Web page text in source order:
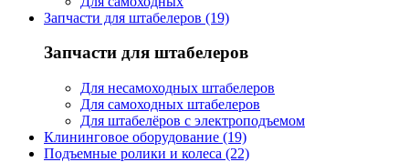
Запчасти для штабелеров (19)
Запчасти для штабелеров
Для несамоходных штабелеров
Для самоходных штабелеров
Для штабелёров с электроподъемом
Клининговое оборудование (19)
Подъемные ролики и колеса (22)